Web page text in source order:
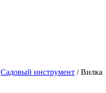
Садовый инструмент /Вилка